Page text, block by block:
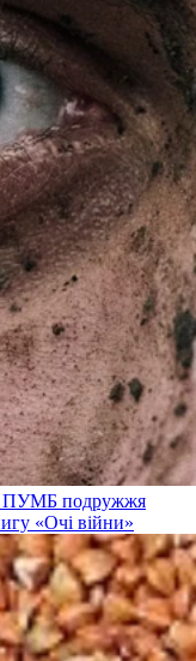
з ПУМБ подружжя
«Очі війни»